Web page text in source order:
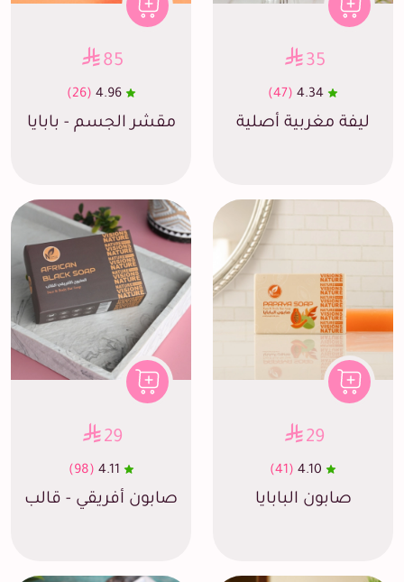
35
4.34
(47)
ليفة مغربية أصلية
85
4.96
(26)
مقشر الجسم - بابايا
29
4.10
(41)
صابون البابايا
29
4.11
(98)
صابون أفريقي - قالب